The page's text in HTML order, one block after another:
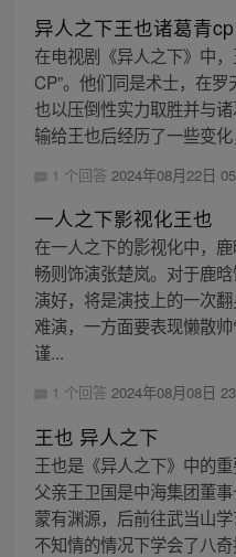
异人之下王也诸葛青
在电视剧《异人之下》中
CP”。他们同是术士，在
也以压倒性实力取胜并与
输给王也后经历了一些变
1 个回答 2024年08月22日
一人之下影视化王也
在一人之下的影视化中，
畅则饰演张楚岚。对于鹿
演好，将是演技上的一次
难演，一方面要表现懒散
谨...
1 个回答 2024年08月08日
王也 异人之下
王也是《异人之下》中的
父亲王卫国是中海集团董
蒙有渊源，后前往武当山
不知情的情况下学会了八